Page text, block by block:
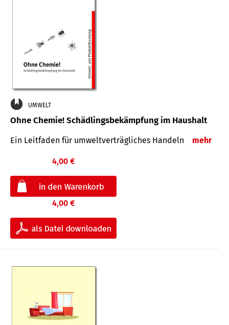
UMWELT
Ohne Chemie! Schädlingsbekämpfung im Haushalt
Ein Leitfaden für um­welt­ver­träg­liches Han­deln mehr
4,00 €
4,00 €